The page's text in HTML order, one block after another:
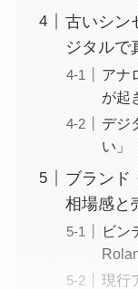
古いシン
ジタルで
アナ
が起
デジ
い」
ブランド
相場感と
ビン
現行